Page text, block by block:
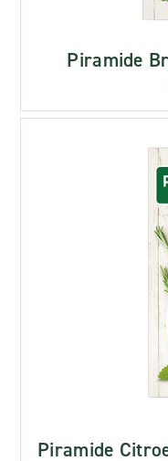
Piramide
Piramide